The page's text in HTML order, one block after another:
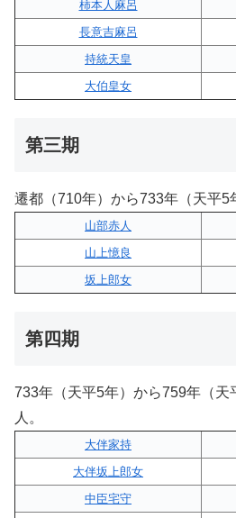
柿本人麻呂
長意吉麻呂
持統天皇
大伯皇女
第三期
遷都（710年）から733年（天平5
山部赤人
山上憶良
坂上郎女
第四期
733年（天平5年）から759年（天
人。
大伴家持
大伴坂上郎女
中臣宅守